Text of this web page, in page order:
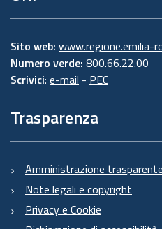
Sito web: www.regione.emilia-
Numero verde: 800.66.22.00
Scrivici: e-mail - PEC
Trasparenza
Amministrazione trasparente
Note legali e copyright
Privacy e Cookie